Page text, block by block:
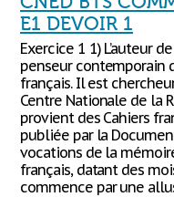
E1 DEVOIR 1
Exercice 1 1) L’auteur
penseur contemporain
français. Il est
Centre Nationale de la
provient des Cahiers
publiée par la
vocations de la
français, datant des
commence par une